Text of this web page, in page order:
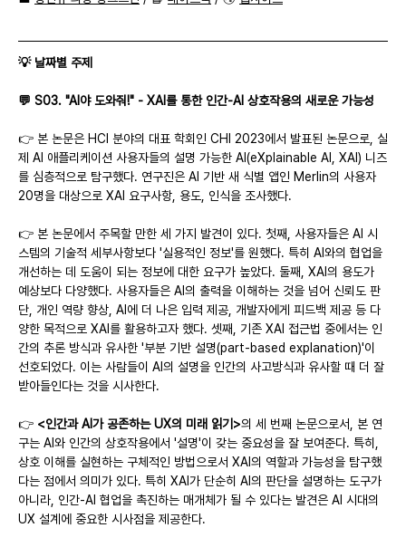
💡 날짜별 주제
💬 S03. "AI야 도와줘!" - XAI를 통한 인간-AI 상호작용의 새로운 가능성
👉 본 논문은 HCI 분야의 대표 학회인 CHI 2023에서 발표된 논문으로, 실
제 AI 애플리케이션 사용자들의 설명 가능한 AI(eXplainable AI, XAI) 니즈
를 심층적으로 탐구했다. 연구진은 AI 기반 새 식별 앱인 Merlin의 사용자
20명을 대상으로 XAI 요구사항, 용도, 인식을 조사했다.
👉 본 논문에서 주목할 만한 세 가지 발견이 있다. 첫째, 사용자들은 AI 시
스템의 기술적 세부사항보다 '실용적인 정보'를 원했다. 특히 AI와의 협업을
개선하는 데 도움이 되는 정보에 대한 요구가 높았다. 둘째, XAI의 용도가
예상보다 다양했다. 사용자들은 AI의 출력을 이해하는 것을 넘어 신뢰도 판
단, 개인 역량 향상, AI에 더 나은 입력 제공, 개발자에게 피드백 제공 등 다
양한 목적으로 XAI를 활용하고자 했다. 셋째, 기존 XAI 접근법 중에서는 인
간의 추론 방식과 유사한 '부분 기반 설명(part-based explanation)'이
선호되었다. 이는 사람들이 AI의 설명을 인간의 사고방식과 유사할 때 더 잘
받아들인다는 것을 시사한다.
👉 <인간과 AI가 공존하는 UX의 미래 읽기>의 세 번째 논문으로서, 본 연
구는 AI와 인간의 상호작용에서 '설명'이 갖는 중요성을 잘 보여준다. 특히,
상호 이해를 실현하는 구체적인 방법으로서 XAI의 역할과 가능성을 탐구했
다는 점에서 의미가 있다. 특히 XAI가 단순히 AI의 판단을 설명하는 도구가
아니라, 인간-AI 협업을 촉진하는 매개체가 될 수 있다는 발견은 AI 시대의
UX 설계에 중요한 시사점을 제공한다.